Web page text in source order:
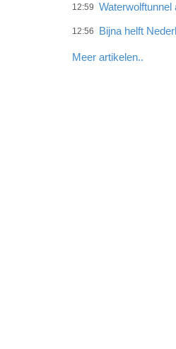
12:59 Waterwolftunnel
12:56 Bijna helft
Meer artikelen..